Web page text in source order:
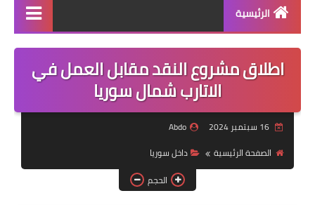
الرئيسية
القائمة
مناقصات
فرص عمل داخل سوريا
فرص عمل في العراق
فرص عمل في اليمن
اطلاق مشروع النقد مقابل العمل في
الاتارب شمال سوريا
16 سبتمبر 2024
Abdo
الصفحة الرئيسية
داخل سوريا
الحجم